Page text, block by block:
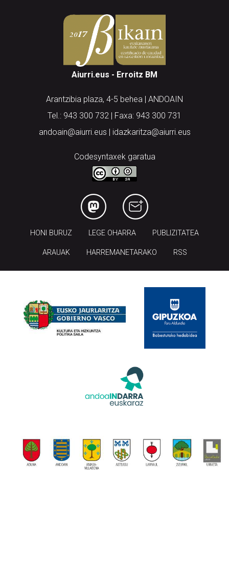
Aiurri.eus - Erroitz BM
Arantzibia plaza, 4-5 behea | ANDOAIN
Tel.: 943 300 732 | Faxa: 943 300 731
andoain@aiurri.eus | idazkaritza@aiurri.eus
Codesyntaxek garatua
HONI BURUZ LEGE OHARRA PUBLIZITATEA
ARAUAK HARREMANETARAKO RSS